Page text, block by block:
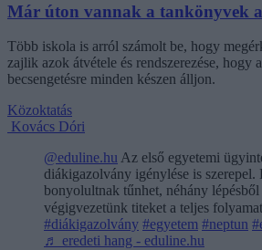
Már úton vannak a tankönyvek
Több iskola is arról számolt be, hogy
zajlik azok átvétele és rendszerezése, hogy
becsengetésre minden készen álljon.
Közoktatás
Kovács Dóri
@eduline.hu Az első egyetemi
diákigazolvány igénylése is szerepel.
bonyolultnak tűnhet, néhány
végigvezetünk titeket a teljes
#diákigazolvány #egyetem #neptun
♬ eredeti hang - eduline.hu